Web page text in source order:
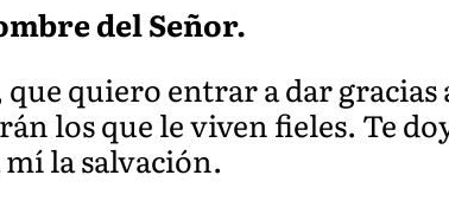
del Señor.
quiero entrar a dar gracias
los que le viven fieles. Te
la salvación.